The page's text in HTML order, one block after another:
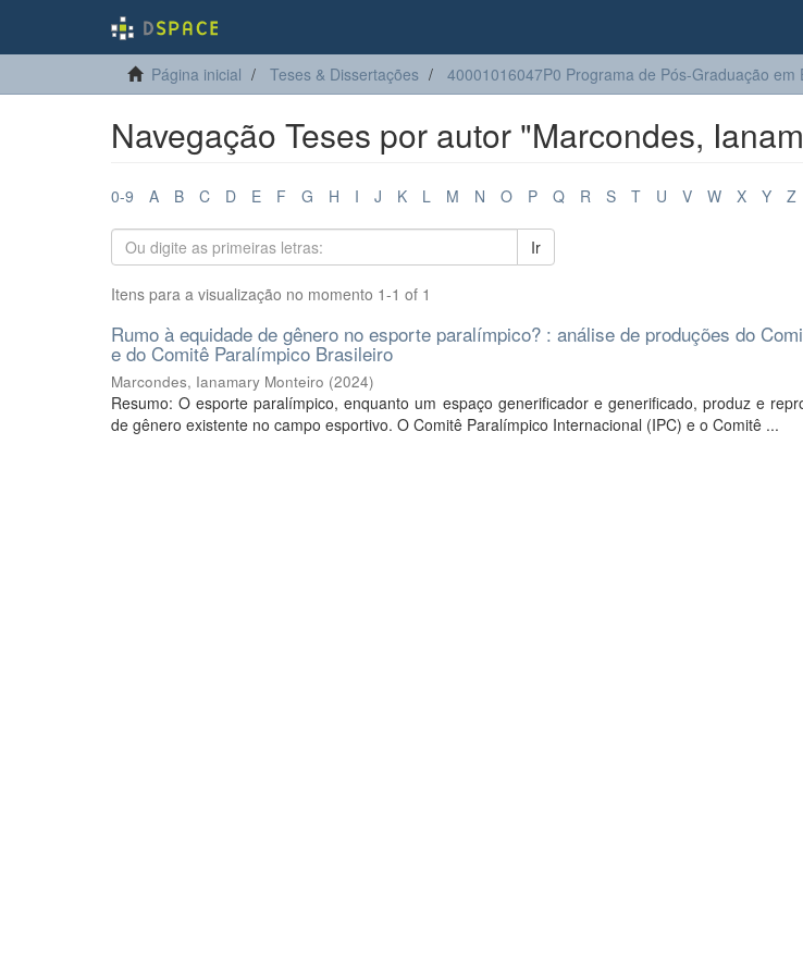
Página inicial Teses & Dissertações 40001016047P0 Programa de Pós-Graduação em
Navegação Teses por autor "Marcondes,
0-9 A B C D E F G H I J K L M N O P Q R S T U V W X Y Z
Ir
Itens para a visualização no momento 1-1 of 1
Rumo à equidade de gênero no esporte paralímpico? : análise de produções do
e do Comitê Paralímpico Brasileiro
Marcondes, Ianamary Monteiro (2024)
Resumo: O esporte paralímpico, enquanto um espaço generificador e generificado, produz e
de gênero existente no campo esportivo. O Comitê Paralímpico Internacional (IPC) e o Comitê ...